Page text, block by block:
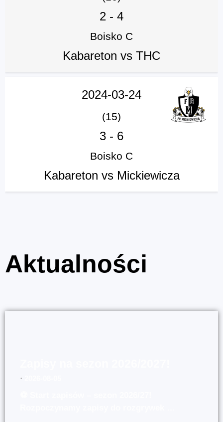
2 - 4
Boisko C
Kabareton vs THC
2024-03-24
(15)
3 - 6
Boisko C
Kabareton vs Mickiewicza
Aktualności
⋅